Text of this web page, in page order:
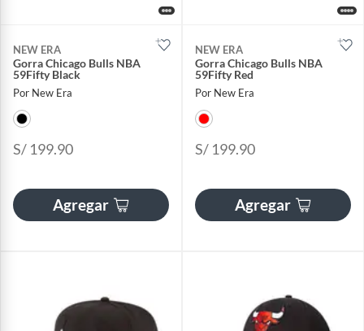
NEW ERA
Gorra Chicago Bulls NBA
59Fifty Black
Por New Era
S/ 199.90
Agregar
NEW ERA
Gorra Chicago Bulls NBA
59Fifty Red
Por New Era
S/ 199.90
Agregar